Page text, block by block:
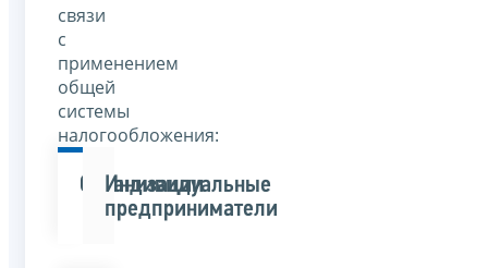
связи
с
применением
общей
системы
налогообложения:
Организации
Индивидуальные
предприниматели